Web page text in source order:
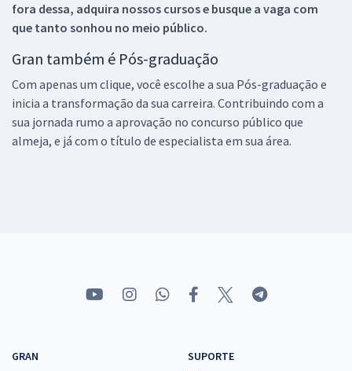
fora dessa, adquira nossos cursos e busque a vaga com
que tanto sonhou no meio público.
Gran também é Pós-graduação
Com apenas um clique, você escolhe a sua Pós-graduação e
inicia a transformação da sua carreira. Contribuindo com a
sua jornada rumo a aprovação no concurso público que
almeja, e já com o título de especialista em sua área.
GRAN
SUPORTE